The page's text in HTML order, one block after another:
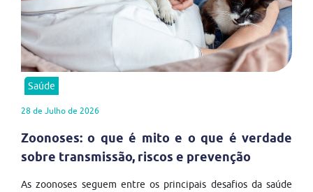
Saúde
28 de Julho de 2026
Zoonoses: o que é mito e o que é verdade
sobre transmissão, riscos e prevenção
As zoonoses seguem entre os principais desafios da saúde